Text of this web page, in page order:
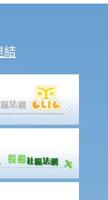
業轉賣給他人（俗稱「摸貨」
拒絕完成購買凶宅？
訂）的一般步驟是怎樣？
才打算在正式買賣合約中加入
結